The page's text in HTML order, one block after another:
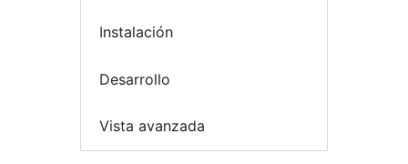
Instalación
Desarrollo
Vista avanzada